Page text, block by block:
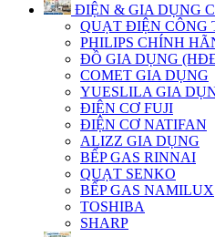
ĐIỆN & GIA DỤNG
QUẠT ĐIỆN CÔNG
PHILIPS CHÍNH
ĐỒ GIA DỤNG
COMET GIA DỤNG
YUESLILA GIA
ĐIỆN CƠ FUJI
ĐIỆN CƠ NATIFAN
ALIZZ GIA DỤNG
BẾP GAS RINNAI
QUẠT SENKO
BẾP GAS NAMILUX
TOSHIBA
SHARP